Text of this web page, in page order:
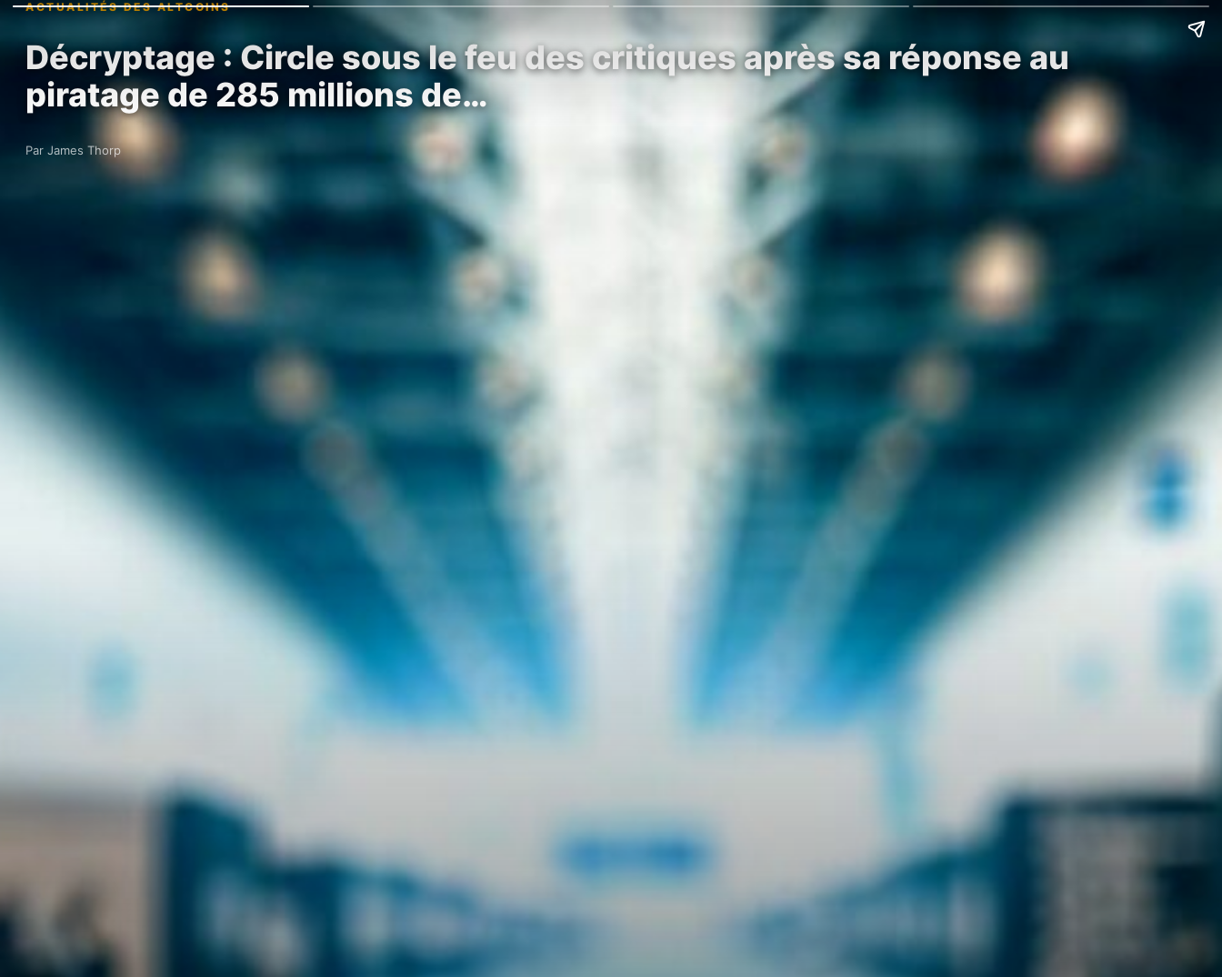
ACTUALITÉS DES ALTCOINS
Décryptage : Circle sous le feu des critiques après sa réponse au
piratage de 285 millions de…
Par James Thorp